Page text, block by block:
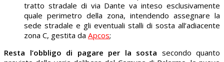
tratto stradale di via Dante va inteso esclusivamente
quale perimetro della zona, intendendo assegnare la
sede stradale e gli eventuali stalli di sosta all’adiacente
zona C, gestita da Apcos;
Resta l’obbligo di pagare per la sosta secondo quanto